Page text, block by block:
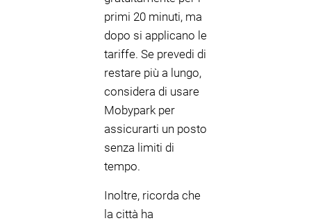
primi 20 minuti, ma
dopo si applicano le
tariffe. Se prevedi di
restare più a lungo,
considera di usare
Mobypark per
assicurarti un posto
senza limiti di
tempo.
Inoltre, ricorda che
la città ha